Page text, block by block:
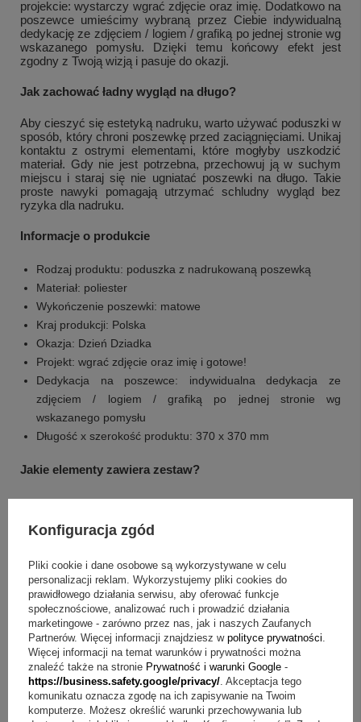
projekcie: wystarczy wgrać zdjęcie oraz imię. Dodatkowo na
poszewce umieścimy wybraną przez Ciebie indywidualną
dedykację ze zdjęciem / logiem / grafiką po jednej stronie wg
wskazanego pomysłu. Dzięki temu końcowy efekt jest
zgodny z Twoją wizją i pasuje do okazji.
Jak zachować ładny wygląd na długo?
Aby cieszyć się estetyką nadruku, warto używać poduszki w
sposób, który chroni poszewkę przed zaciągnięciami. Unikaj
kontaktu z ostrymi elementami, które mogłyby uszkodzić
materiał. Gdy nie jest potrzebna, przechowuj ją w suchym
miejscu i staraj się nie ugniatać poszewki na długo. Takie
proste nawyki pomagają utrzymać schludny wygląd bez
ryzyka dla nadruku.
Informacje o produkcie
Rodzaj produktu: poduszka z nadrukowaną poszewką
Materiał: poliester
Wykończenie poszewki: matowe
Kraj produkcji: Polska
Okazja: Dzień Dziadka
Projekt: wgrać zdjęcie oraz imię i gotowe!
Dedykacja na poszewce: indywidualna dedykacja ze
zdjęciem / logiem / grafiką po jednej stronie wg
wskazanego pomysłu
Długość x szerokość produktu: 370 x 370 mm
Jakie elementy zawiera zestaw?
poduszka
nadruk na poszewce
FAQ – szybkie odpowiedzi: prezent na Dzień Dziadka
Pytanie:Jak przygotować projekt do nadruku?Odpowiedź:
Skorzystaj z przygotowanego projektu i wgraj zdjęcie oraz
imię.
Pytanie:Jak dodać dedykację do poszewki?Odpowiedź:
Na poszewce umieścimy wybraną przez Ciebie
indywidualną dedykację według wskazanego pomysłu.
Pytanie:Czy na projekcie może pojawić się logo lub grafika?
Konfiguracja zgód
Pliki cookie i dane osobowe są wykorzystywane w celu
personalizacji reklam. Wykorzystujemy pliki cookies do
prawidłowego działania serwisu, aby oferować funkcje
społecznościowe, analizować ruch i prowadzić działania
marketingowe - zarówno przez nas, jak i naszych Zaufanych
Partnerów. Więcej informacji znajdziesz w polityce prywatności.
Więcej informacji na temat warunków i prywatności można
znaleźć także na stronie Prywatność i warunki Google -
https://business.safety.google/privacy/. Akceptacja tego
komunikatu oznacza zgodę na ich zapisywanie na Twoim
komputerze. Możesz określić warunki przechowywania lub